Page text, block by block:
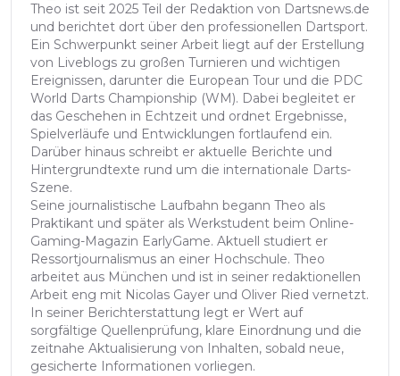
Theo ist seit 2025 Teil der Redaktion von Dartsnews.de
und berichtet dort über den professionellen Dartsport.
Ein Schwerpunkt seiner Arbeit liegt auf der Erstellung
von Liveblogs zu großen Turnieren und wichtigen
Ereignissen, darunter die European Tour und die PDC
World Darts Championship (WM). Dabei begleitet er
das Geschehen in Echtzeit und ordnet Ergebnisse,
Spielverläufe und Entwicklungen fortlaufend ein.
Darüber hinaus schreibt er aktuelle Berichte und
Hintergrundtexte rund um die internationale Darts-
Szene.
Seine journalistische Laufbahn begann Theo als
Praktikant und später als Werkstudent beim Online-
Gaming-Magazin EarlyGame. Aktuell studiert er
Ressortjournalismus an einer Hochschule. Theo
arbeitet aus München und ist in seiner redaktionellen
Arbeit eng mit Nicolas Gayer und Oliver Ried vernetzt.
In seiner Berichterstattung legt er Wert auf
sorgfältige Quellenprüfung, klare Einordnung und die
zeitnahe Aktualisierung von Inhalten, sobald neue,
gesicherte Informationen vorliegen.